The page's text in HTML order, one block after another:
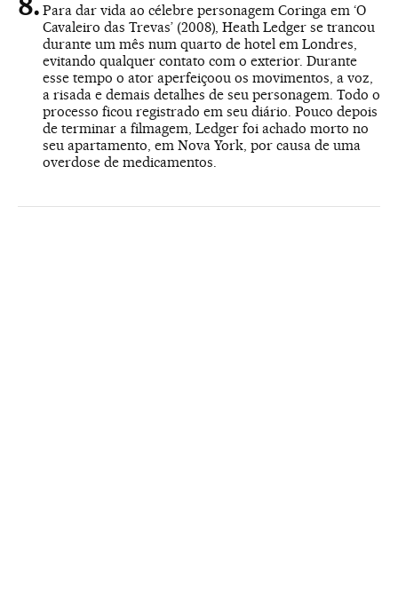
Para dar vida ao célebre personagem Coringa em ‘O
Cavaleiro das Trevas’ (2008), Heath Ledger se trancou
durante um mês num quarto de hotel em Londres,
evitando qualquer contato com o exterior. Durante
esse tempo o ator aperfeiçoou os movimentos, a voz,
a risada e demais detalhes de seu personagem. Todo o
processo ficou registrado em seu diário. Pouco depois
de terminar a filmagem, Ledger foi achado morto no
seu apartamento, em Nova York, por causa de uma
overdose de medicamentos.